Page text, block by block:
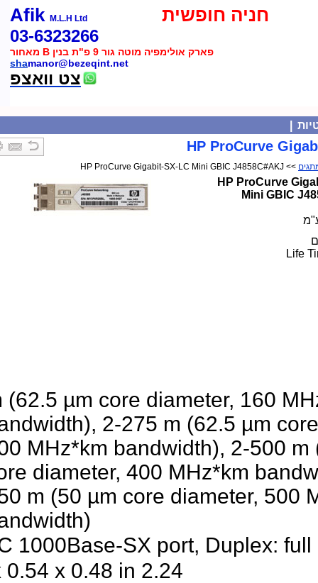
חניה חופשיתAfik
M.L.H Ltd
03-6323266
פארק אולימפיה מוטה גור 9 פ"ת בנין B מאחור
shamanor@bezeqint.net
צט וואצפ
|
HP ProCurve
>> HP ProCurve Gigabit-SX-LC Mini GBIC J4858C#AKJ
HP ProCurve
Mini GBIC
2-220 m (62.5 µm core diameter, 160
bandwidth), 2-275 m (62.5 µm
200 MHz*km bandwidth), 2-500
core diameter, 400 MHz*km
550 m (50 µm core diameter,
bandwidth)
2.24 x 0.54 x 0.48 in.